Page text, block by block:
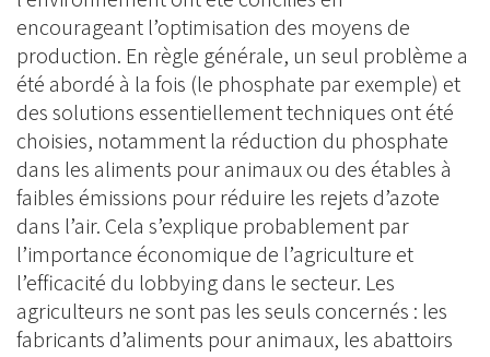
encourageant l’optimisation des moyens de
production. En règle générale, un seul problème a
été abordé à la fois (le phosphate par exemple) et
des solutions essentiellement techniques ont été
choisies, notamment la réduction du phosphate
dans les aliments pour animaux ou des étables à
faibles émissions pour réduire les rejets d’azote
dans l’air. Cela s’explique probablement par
l’importance économique de l’agriculture et
l’efficacité du lobbying dans le secteur. Les
agriculteurs ne sont pas les seuls concernés : les
fabricants d’aliments pour animaux, les abattoirs